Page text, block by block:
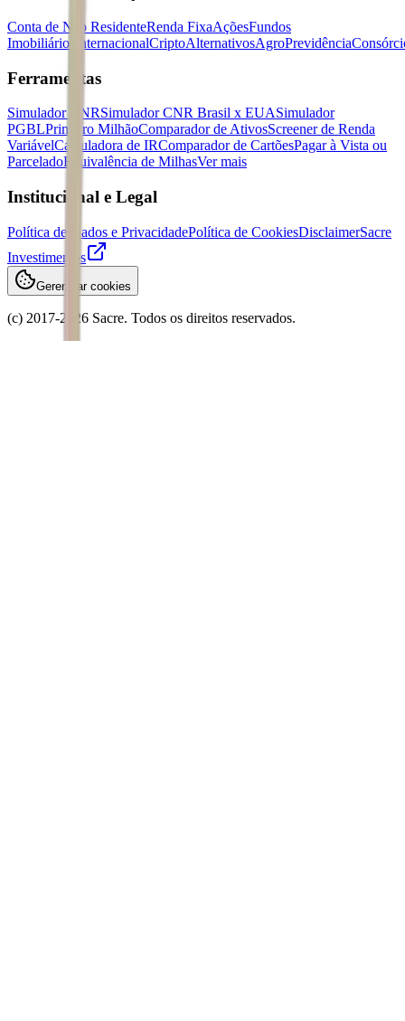
Conta de Não ResidenteRenda FixaAçõesFundos
Imobiliários
InternacionalCriptoAlternativosAgroPrevidência
Ferramentas
Simulador CNRSimulador CNR Brasil x EUASimulador
PGBLPrimeiro MilhãoComparador de AtivosScreener de Renda
VariávelCalculadora de IRComparador de CartõesPagar à Vista ou
ParceladoEquivalência de MilhasVer mais
Institucional e Legal
Política de Dados e PrivacidadePolítica de CookiesDisclaimerSacre
Investimentos
Gerenciar cookies
(c) 2017-2026 Sacre. Todos os direitos reservados.